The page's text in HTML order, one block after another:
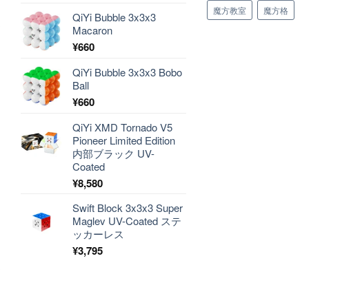
QiYi Bubble 3x3x3
Macaron
¥660
QiYi Bubble 3x3x3 Bobo
Ball
¥660
QiYi XMD Tornado V5
Pioneer Limited Edition
内部ブラック UV-
Coated
¥8,580
Swift Block 3x3x3 Super
Maglev UV-Coated ステ
ッカーレス
¥3,795
魔方教室
魔方格